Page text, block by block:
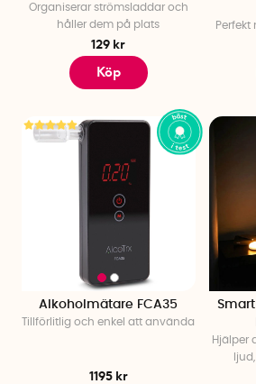
Organiserar strömsladdar och
håller dem på plats
129 kr
Köp
Alkoholmätare FCA35
Tillförlitlig och enkel att använda
1195 kr
Hjälper